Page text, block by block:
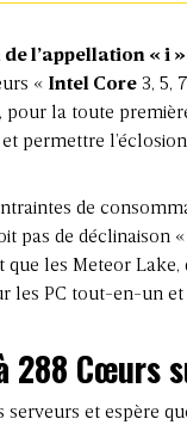
l’appellation « i
« Intel Core 3, 5,
pour la toute
permettre
de
pas de déclinaison
que les Meteor
les PC tout-en-un et
288 Cœurs
serveurs et espère